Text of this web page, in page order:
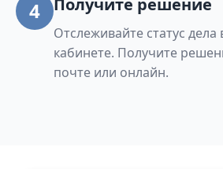
4 Получите решение
Отслеживайте статус
кабинете. Получите
почте или онлайн.